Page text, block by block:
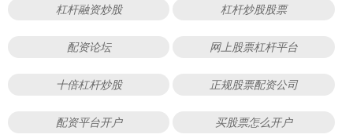
杠杆融资炒股 杠杆炒股股票
配资论坛 网上股票杠杆平台
十倍杠杆炒股 正规股票配资公司
配资平台开户 买股票怎么开户